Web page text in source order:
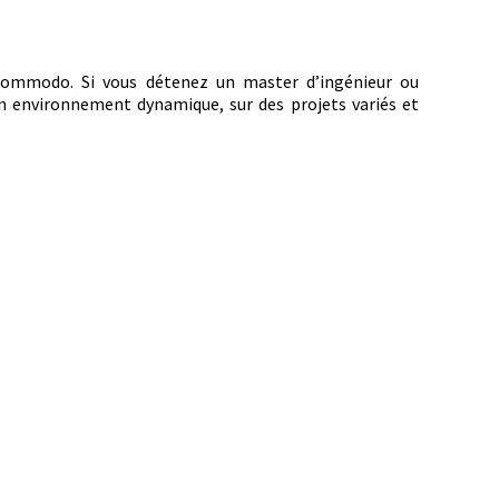
Si vous détenez un master d’ingénieur ou
environnement dynamique, sur des projets variés et